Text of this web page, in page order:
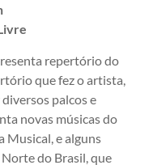
repertório do
que fez o artista,
palcos e
novas músicas do
Musical, e alguns
Norte do Brasil, que